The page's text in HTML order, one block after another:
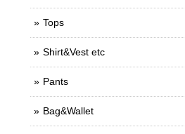
Tops
Shirt&Vest etc
Pants
Bag&Wallet